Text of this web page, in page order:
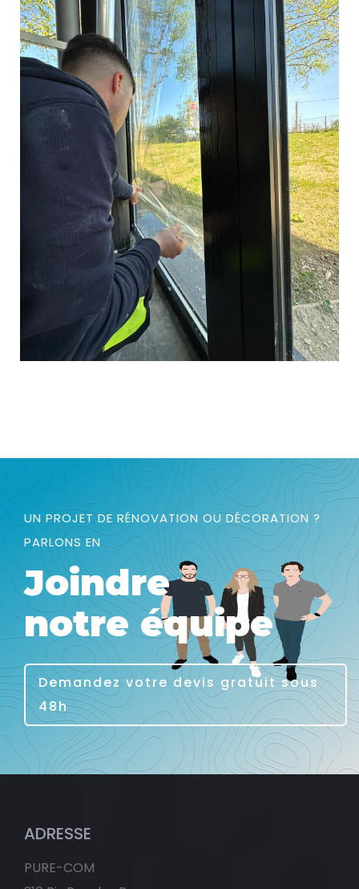
UN PROJET DE RÉNOVATION OU DÉCORATION ?
PARLONS EN
Joindre
notre équipe
Demandez votre devis gratuit sous
48h
ADRESSE
PURE-COM